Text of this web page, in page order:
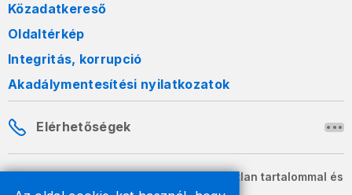
Közadatkereső
Oldaltérkép
Integritás, korrupció
Akadálymentesítési nyilatkozatok
Elérhetőségek
A honlapon szereplő információk változatlan tartalommal és
formában szabadon terjeszthetők.